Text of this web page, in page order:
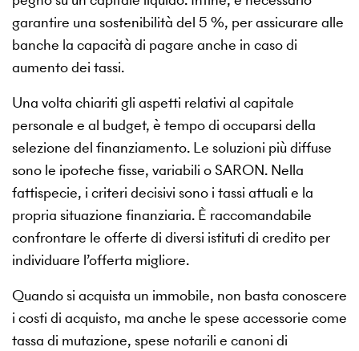
garantire una sostenibilità del 5 %, per assicurare alle
banche la capacità di pagare anche in caso di
aumento dei tassi.
Una volta chiariti gli aspetti relativi al capitale
personale e al budget, è tempo di occuparsi della
selezione del finanziamento. Le soluzioni più diffuse
sono le ipoteche fisse, variabili o SARON. Nella
fattispecie, i criteri decisivi sono i tassi attuali e la
propria situazione finanziaria. È raccomandabile
confrontare le offerte di diversi istituti di credito per
individuare l’offerta migliore.
Quando si acquista un immobile, non basta conoscere
i costi di acquisto, ma anche le spese accessorie come
tassa di mutazione, spese notarili e canoni di